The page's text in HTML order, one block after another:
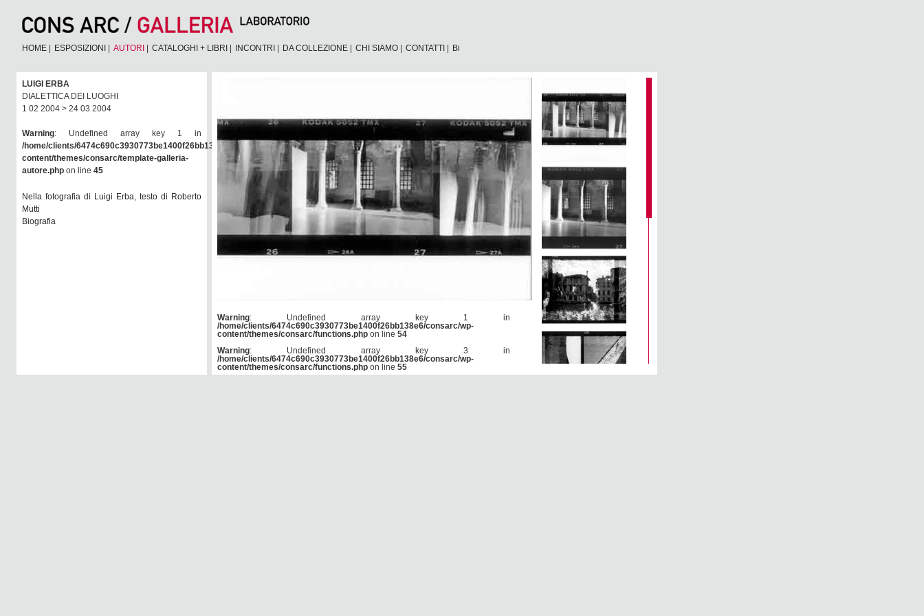
HOME ESPOSIZIONI AUTORI CATALOGHI + LIBRI INCONTRI DA COLLEZIONE CHI SIAMO CONTATTI Bi
LUIGI ERBA
DIALETTICA DEI LUOGHI
1 02 2004 > 24 03 2004
Warning: Undefined array key 1 in
/home/clients/6474c690c3930773be1400f26bb138e6/consarc/wp-
content/themes/consarc/template-galleria-
autore.php on line 45
Nella fotografia di Luigi Erba, testo di Roberto
Mutti
Biografia
Warning: Undefined array key 1 in
/home/clients/6474c690c3930773be1400f26bb138e6/consarc/wp-
content/themes/consarc/functions.php on line 54
Warning: Undefined array key 3 in
/home/clients/6474c690c3930773be1400f26bb138e6/consarc/wp-
content/themes/consarc/functions.php on line 55